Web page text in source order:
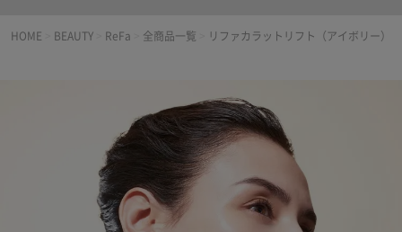
HOME BEAUTY ReFa 全商品一覧 リファカラットリフト（アイボリー）